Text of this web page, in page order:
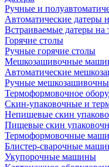
Ручные и
Автоматические датеры
Встраиваемые датеры на
Горячие столы
Ручные горячие столы
Мешкозашивочные
Автоматические
Ручные
Термоформовочное
Скин-упаковочные и
Непищевые скин
Пищевые скин
Термоформовочные
Блистер-сварочные
Укупорочные машины